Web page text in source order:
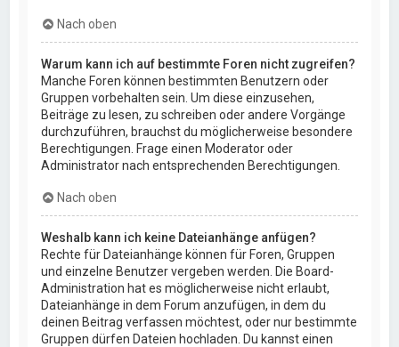
Nach oben
Warum kann ich auf bestimmte Foren nicht zugreifen?
Manche Foren können bestimmten Benutzern oder
Gruppen vorbehalten sein. Um diese einzusehen,
Beiträge zu lesen, zu schreiben oder andere Vorgänge
durchzuführen, brauchst du möglicherweise besondere
Berechtigungen. Frage einen Moderator oder
Administrator nach entsprechenden Berechtigungen.
Nach oben
Weshalb kann ich keine Dateianhänge anfügen?
Rechte für Dateianhänge können für Foren, Gruppen
und einzelne Benutzer vergeben werden. Die Board-
Administration hat es möglicherweise nicht erlaubt,
Dateianhänge in dem Forum anzufügen, in dem du
deinen Beitrag verfassen möchtest, oder nur bestimmte
Gruppen dürfen Dateien hochladen. Du kannst einen